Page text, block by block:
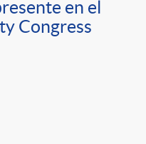
en el
Congress